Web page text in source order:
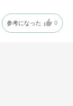
参考になった 0